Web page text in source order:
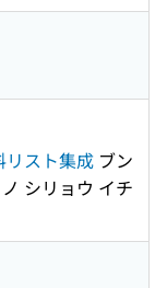
リスト集成 ブン
シリョウ イチ